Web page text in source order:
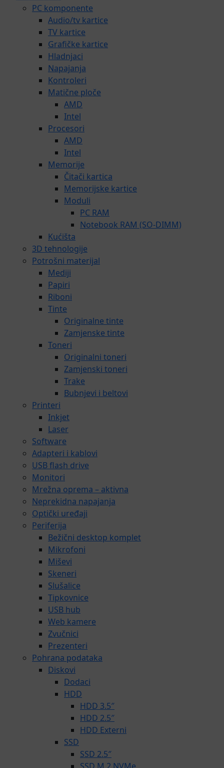
PC komponente
Audio/tv kartice
TV kartice
Grafičke kartice
Hladnjaci
Napajanja
Kontroleri
Matične ploče
AMD
Intel
Procesori
AMD
Intel
Memorije
Čitači kartica
Memorijske kartice
Moduli
PC RAM
Notebook RAM (SO-DIMM)
Kućišta
3D tehnologije
Potrošni materijal
Mediji
Papiri
Riboni
Tinte
Originalne tinte
Zamjenske tinte
Toneri
Originalni toneri
Zamjenski toneri
Trake
Bubnjevi i beltovi
Printeri
Inkjet
Laser
Software
Adapteri i kablovi
USB flash drive
Monitori
Mrežna oprema – aktivna
Neprekidna napajanja
Optički uređaji
Periferija
Bežični desktop komplet
Mikrofoni
Miševi
Skeneri
Slušalice
Tipkovnice
USB hub
Web kamere
Zvučnici
Prezenteri
Pohrana podataka
Diskovi
Dodaci
HDD
HDD 3.5″
HDD 2.5″
HDD Externi
SSD
SSD 2.5″